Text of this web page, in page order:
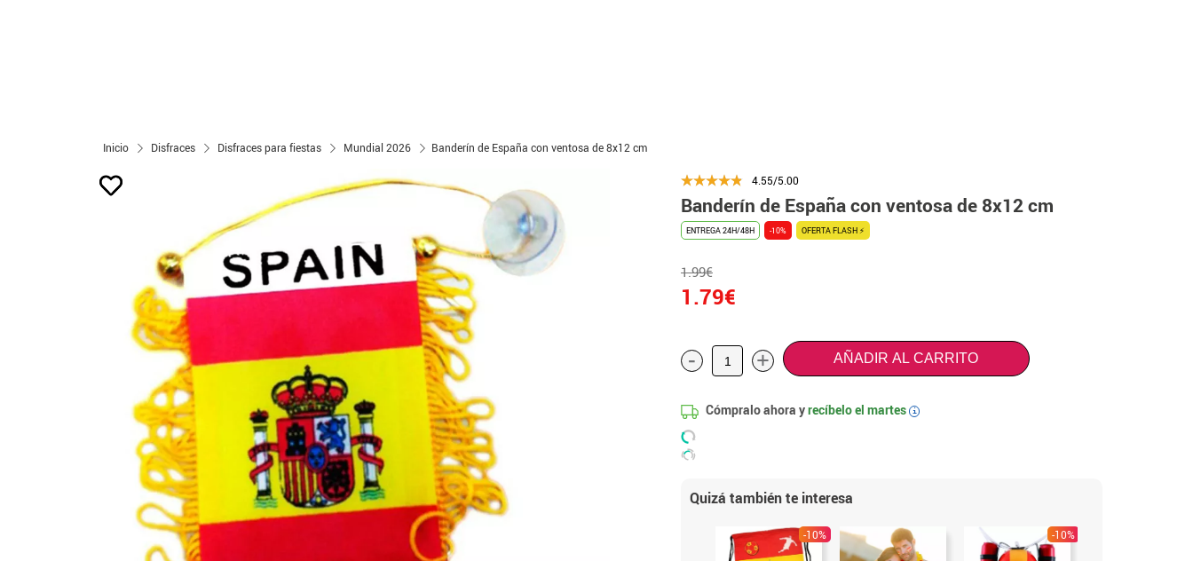
Inicio Disfraces Disfraces para fiestas Mundial 2026 Banderín de España con ventosa de 8x12 cm
4.55/5.00
Banderín de España con ventosa de 8x12 cm
ENTREGA 24H/48H -10% OFERTA FLASH ⚡
1.99€
1.79€
- + AÑADIR AL CARRITO
Cómpralo ahora yrecíbelo el martes i
Quizá también te interesa
-10% -10%